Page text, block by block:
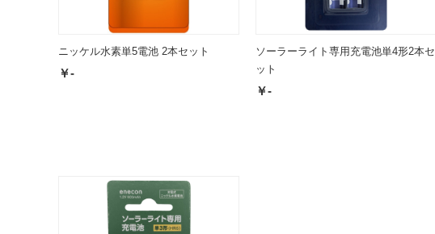
ニッケル水素単5電池 2本セット
￥-
ソーラーライト専用充電池単4形2本セ
ット
￥-